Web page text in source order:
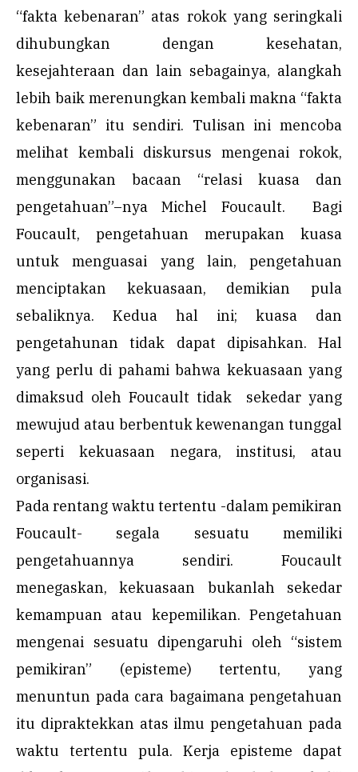
“fakta kebenaran” atas rokok yang seringkali
dihubungkan dengan kesehatan,
kesejahteraan dan lain sebagainya, alangkah
lebih baik merenungkan kembali makna “fakta
kebenaran” itu sendiri. Tulisan ini mencoba
melihat kembali diskursus mengenai rokok,
menggunakan bacaan “relasi kuasa dan
pengetahuan”–nya Michel Foucault. Bagi
Foucault, pengetahuan merupakan kuasa
untuk menguasai yang lain, pengetahuan
menciptakan kekuasaan, demikian pula
sebaliknya. Kedua hal ini; kuasa dan
pengetahunan tidak dapat dipisahkan. Hal
yang perlu di pahami bahwa kekuasaan yang
dimaksud oleh Foucault tidak sekedar yang
mewujud atau berbentuk kewenangan tunggal
seperti kekuasaan negara, institusi, atau
organisasi.
Pada rentang waktu tertentu -dalam pemikiran
Foucault- segala sesuatu memiliki
pengetahuannya sendiri. Foucault
menegaskan, kekuasaan bukanlah sekedar
kemampuan atau kepemilikan. Pengetahuan
mengenai sesuatu dipengaruhi oleh “sistem
pemikiran” (episteme) tertentu, yang
menuntun pada cara bagaimana pengetahuan
itu dipraktekkan atas ilmu pengetahuan pada
waktu tertentu pula. Kerja episteme dapat